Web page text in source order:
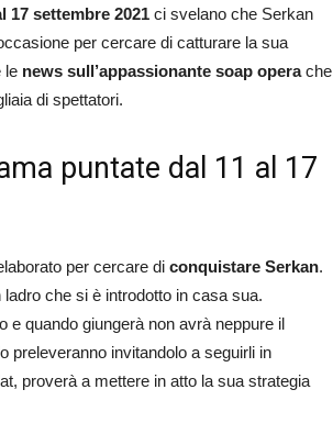
17 settembre 2021 ci svelano che Serkan
per cercare di catturare la sua
le news sull’appassionante soap operache
di spettatori.
puntate dal 11 al 17
per cercare di conquistare Serkan.
che si è introdotto in casa sua.
e quando giungerà non avrà neppure il
preleveranno invitandolo a seguirli in
proverà a mettere in atto la sua strategia